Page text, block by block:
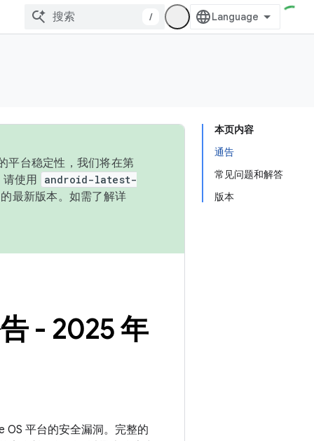
/
本页内容
通告
常见问题和解答
版本
平台稳定性，我们将在第
使用
android-latest-
最新版本。如需了解详
- 2025 年
平台的安全漏洞。完整的